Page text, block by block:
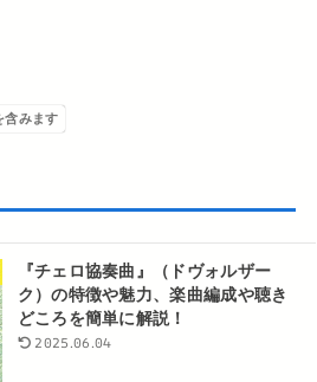
含みます
『チェロ協奏曲』（ドヴォルザー
ク）の特徴や魅力、楽曲編成や聴き
どころを簡単に解説！
2025.06.04